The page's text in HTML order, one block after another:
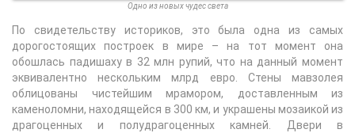
Одно из новых чудес света
По свидетельству историков, это была одна из самых
дорогостоящих построек в мире – на тот момент она
обошлась падишаху в 32 млн рупий, что на данный момент
эквивалентно нескольким млрд евро. Стены мавзолея
облицованы чистейшим мрамором, доставленным из
каменоломни, находящейся в 300 км, и украшены мозаикой из
драгоценных и полудрагоценных камней. Двери в